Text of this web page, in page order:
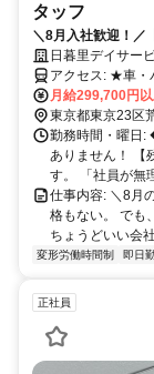
タッフ
＼8月入社歓迎！／
ール受講）で、お
修」を取得できち
日暮里デイサー
アクセス: ★車・バイク・自転車通勤OK 【最寄り駅】 ・「西日暮里
駅」南口より徒
駅」より徒歩11分 【本社（2次面接場所）】 ・「入谷駅」よ
分 ・「鶯谷駅」
月給299,700円
東京都東京23区
勤務時間・曜日
ありません！ 【
す。 「社員が無
仕事内容: ＼8月
格もない。 でも
ちょうどいい会
変形労働時間制 即日
正社員